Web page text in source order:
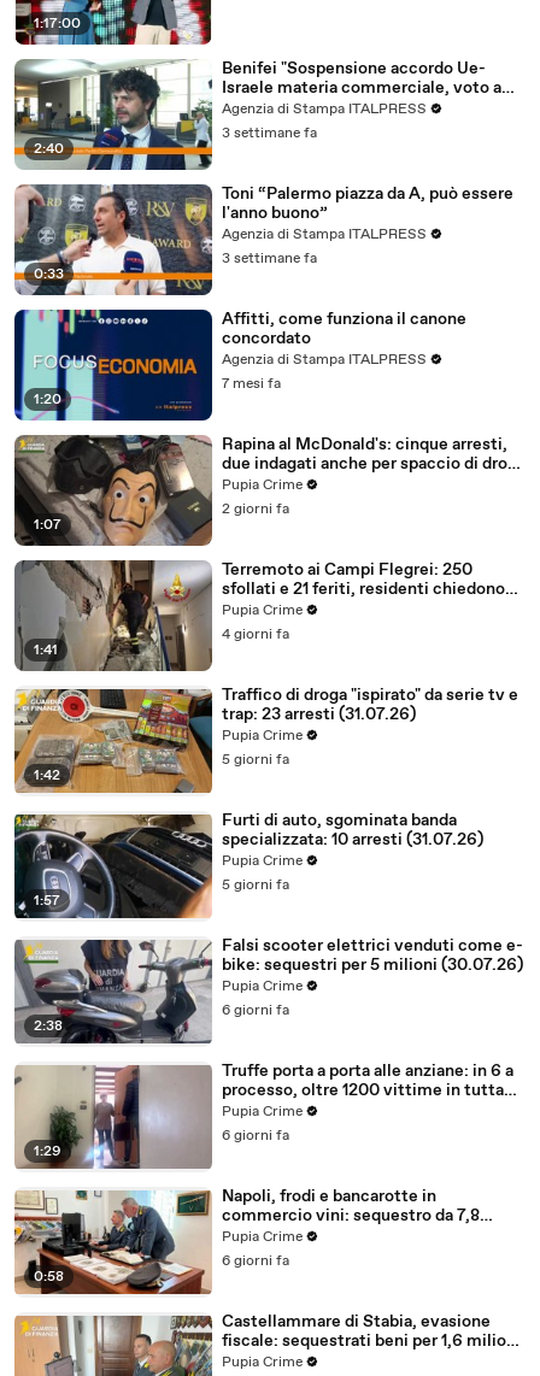
1:17:00
2:40
Benifei "Sospensione accordo Ue-
Israele materia commerciale, voto a
maggioranza"
Agenzia di Stampa ITALPRESS
3 settimane fa
0:33
Toni “Palermo piazza da A, può essere
l'anno buono”
Agenzia di Stampa ITALPRESS
3 settimane fa
1:20
Affitti, come funziona il canone
concordato
Agenzia di Stampa ITALPRESS
7 mesi fa
1:07
Rapina al McDonald's: cinque arresti,
due indagati anche per spaccio di droga
(03.08.26)
Pupia Crime
2 giorni fa
1:41
Terremoto ai Campi Flegrei: 250
sfollati e 21 feriti, residenti chiedono
certezze sul futuro (01.08.26)
Pupia Crime
4 giorni fa
1:42
Traffico di droga "ispirato" da serie tv e
trap: 23 arresti (31.07.26)
Pupia Crime
5 giorni fa
1:57
Furti di auto, sgominata banda
specializzata: 10 arresti (31.07.26)
Pupia Crime
5 giorni fa
2:38
Falsi scooter elettrici venduti come e-
bike: sequestri per 5 milioni (30.07.26)
Pupia Crime
6 giorni fa
1:29
Truffe porta a porta alle anziane: in 6 a
processo, oltre 1200 vittime in tutta
Italia (30.07.26)
Pupia Crime
6 giorni fa
0:58
Napoli, frodi e bancarotte in
commercio vini: sequestro da 7,8
milioni (30.07.26)
Pupia Crime
6 giorni fa
Castellammare di Stabia, evasione
fiscale: sequestrati beni per 1,6 milioni
ad un consorzio navale (29.07.26)
Pupia Crime